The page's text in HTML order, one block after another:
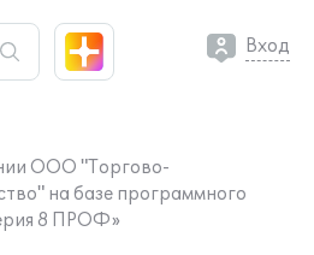
Вход
ООО "Торгово-
на базе программного
8 ПРОФ»